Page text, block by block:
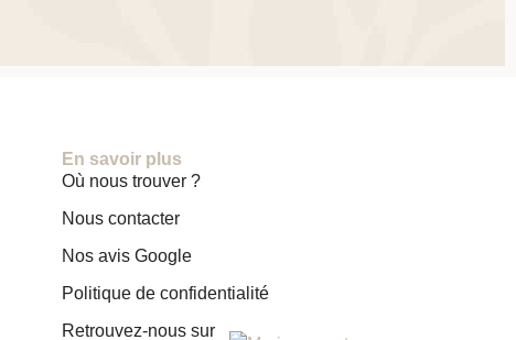
En savoir plus
Où nous trouver ?
Nous contacter
Nos avis Google
Politique de confidentialité
Retrouvez-nous sur